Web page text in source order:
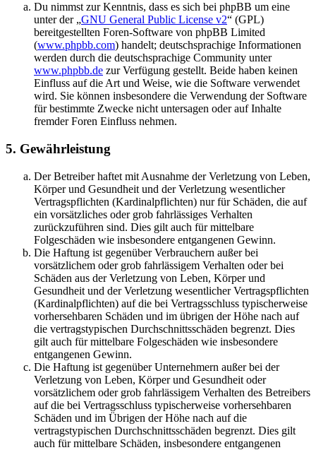
Du nimmst zur Kenntnis, dass es sich bei phpBB um eine
unter der „GNU General Public License v2“ (GPL)
bereitgestellten Foren-Software von phpBB Limited
(www.phpbb.com) handelt; deutschsprachige Informationen
werden durch die deutschsprachige Community unter
www.phpbb.de zur Verfügung gestellt. Beide haben keinen
Einfluss auf die Art und Weise, wie die Software verwendet
wird. Sie können insbesondere die Verwendung der Software
für bestimmte Zwecke nicht untersagen oder auf Inhalte
fremder Foren Einfluss nehmen.
5. Gewährleistung
Der Betreiber haftet mit Ausnahme der Verletzung von Leben,
Körper und Gesundheit und der Verletzung wesentlicher
Vertragspflichten (Kardinalpflichten) nur für Schäden, die auf
ein vorsätzliches oder grob fahrlässiges Verhalten
zurückzuführen sind. Dies gilt auch für mittelbare
Folgeschäden wie insbesondere entgangenen Gewinn.
Die Haftung ist gegenüber Verbrauchern außer bei
vorsätzlichem oder grob fahrlässigem Verhalten oder bei
Schäden aus der Verletzung von Leben, Körper und
Gesundheit und der Verletzung wesentlicher Vertragspflichten
(Kardinalpflichten) auf die bei Vertragsschluss typischerweise
vorhersehbaren Schäden und im übrigen der Höhe nach auf
die vertragstypischen Durchschnittsschäden begrenzt. Dies
gilt auch für mittelbare Folgeschäden wie insbesondere
entgangenen Gewinn.
Die Haftung ist gegenüber Unternehmern außer bei der
Verletzung von Leben, Körper und Gesundheit oder
vorsätzlichem oder grob fahrlässigem Verhalten des Betreibers
auf die bei Vertragsschluss typischerweise vorhersehbaren
Schäden und im Übrigen der Höhe nach auf die
vertragstypischen Durchschnittsschäden begrenzt. Dies gilt
auch für mittelbare Schäden, insbesondere entgangenen